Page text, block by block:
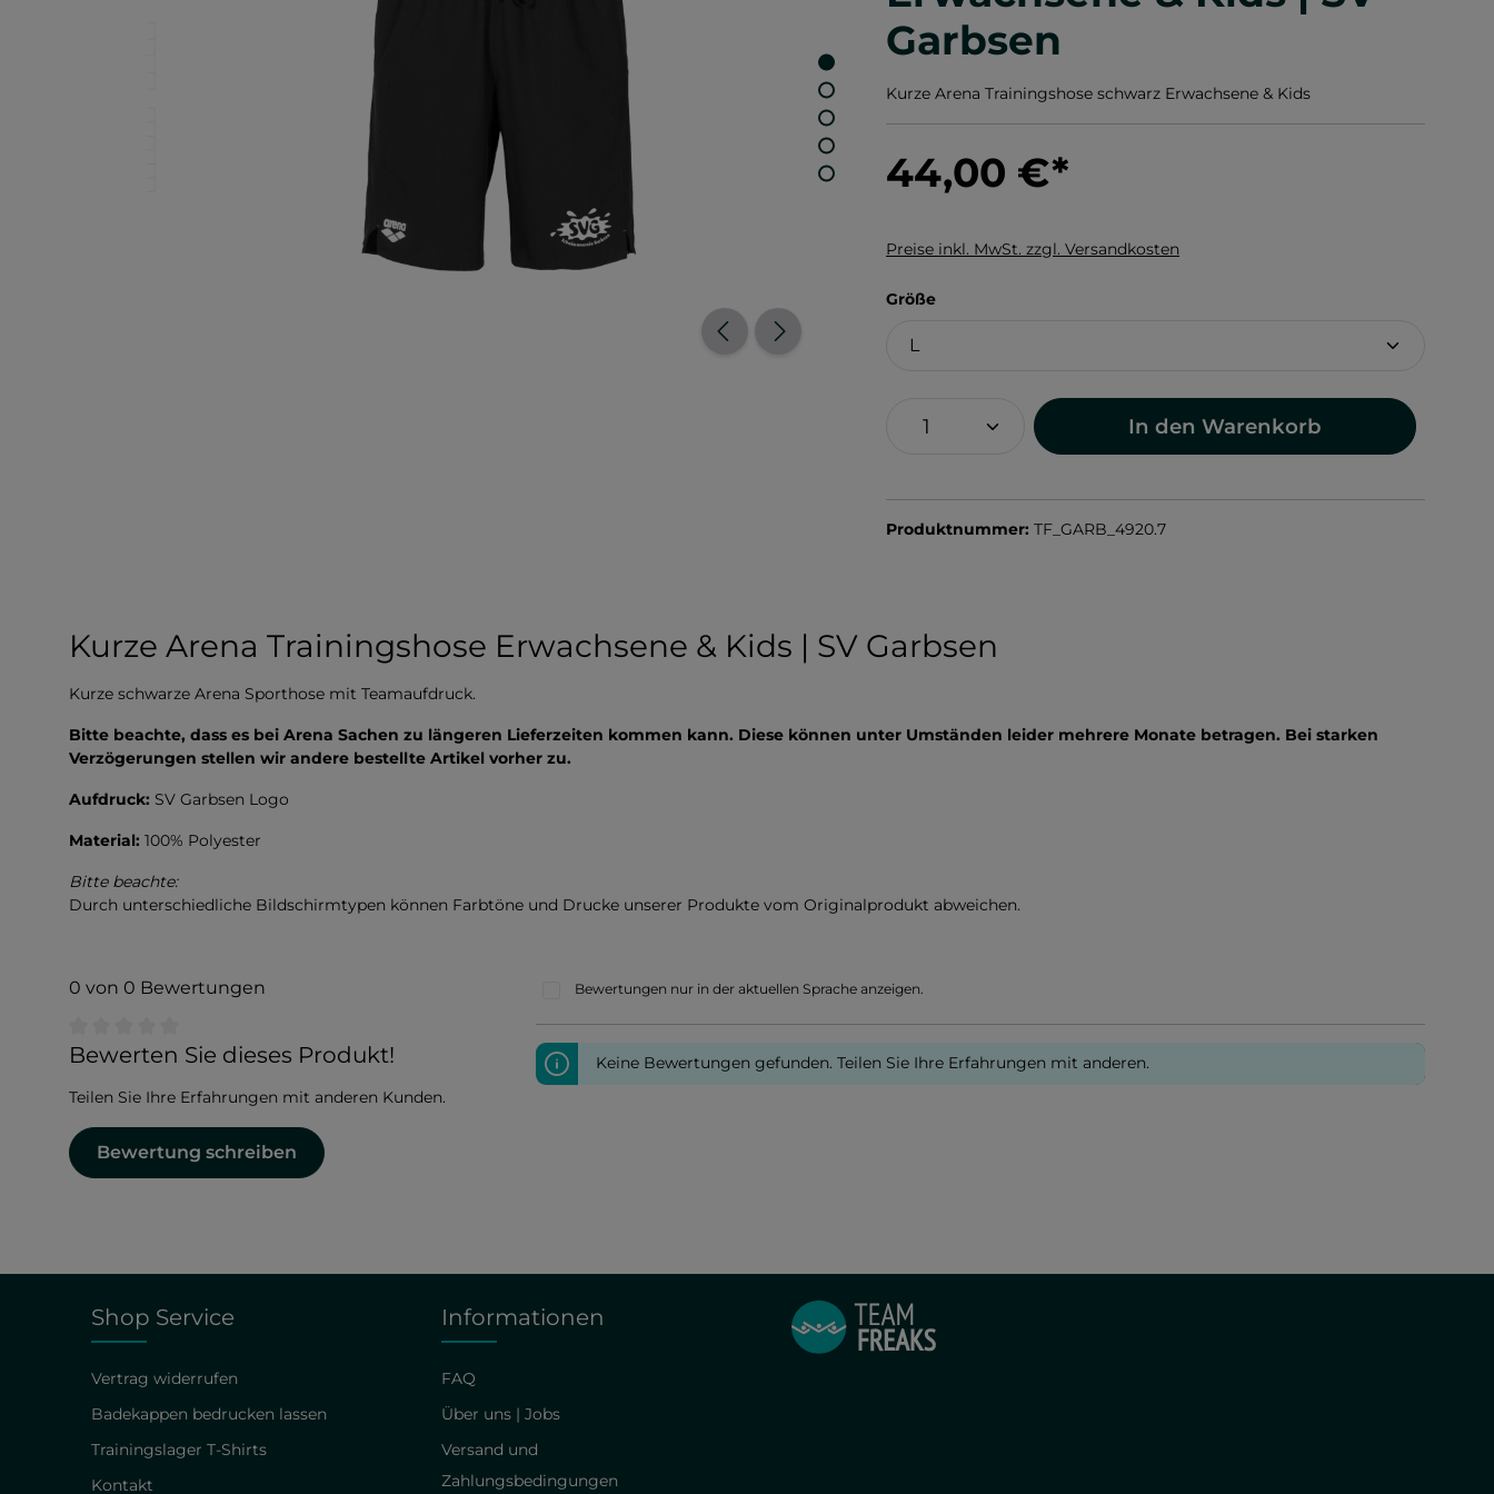
Garbsen
Kurze Arena Trainingshose schwarz Erwachsene & Kids
44,00 €*
Preise inkl. MwSt. zzgl. Versandkosten
Größeauswählen
In den Warenkorb
Produktnummer: TF_GARB_4920.7
Kurze Arena Trainingshose Erwachsene & Kids | SV Garbsen
Kurze schwarze Arena Sporthose mit Teamaufdruck.
Bitte beachte, dass es bei Arena Sachen zu längeren Lieferzeiten kommen kann. Diese können unter Umständen leider mehrere Monate betragen. Bei starken
Verzögerungen stellen wir andere bestellte Artikel vorher zu.
Aufdruck: SV Garbsen Logo
Material: 100% Polyester
Bitte beachte:
Durch unterschiedliche Bildschirmtypen können Farbtöne und Drucke unserer Produkte vom Originalprodukt abweichen.
0 von 0 Bewertungen
Durchschnittliche Bewertung von 0 von 5 Sternen
Bewerten Sie dieses Produkt!
Teilen Sie Ihre Erfahrungen mit anderen Kunden.
Bewertung schreiben
Bewertungen nur in der aktuellen Sprache anzeigen.
Keine Bewertungen gefunden. Teilen Sie Ihre Erfahrungen mit anderen.
Shop Service
Vertrag widerrufen
Badekappen bedrucken lassen
Trainingslager T-Shirts
Kontakt
Informationen
FAQ
Über uns | Jobs
Versand und
Zahlungsbedingungen